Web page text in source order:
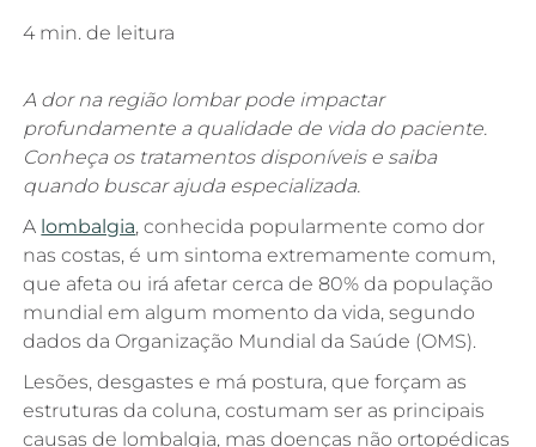
4 min. de leitura
A dor na região lombar pode impactar
profundamente a qualidade de vida do paciente.
Conheça os tratamentos disponíveis e saiba
quando buscar ajuda especializada.
A lombalgia, conhecida popularmente como dor
nas costas, é um sintoma extremamente comum,
que afeta ou irá afetar cerca de 80% da população
mundial em algum momento da vida, segundo
dados da Organização Mundial da Saúde (OMS).
Lesões, desgastes e má postura, que forçam as
estruturas da coluna, costumam ser as principais
causas de lombalgia, mas doenças não ortopédicas